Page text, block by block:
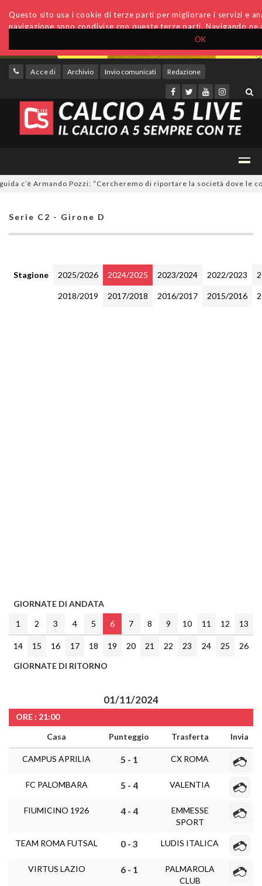
OK
Questo sito usa i cookie di terze parti per migliorare i servizi e
navigazione sono condivise con queste terze parti. Navigando
Accedi Archivio Invio comunicati Redazione
Armando Pozzi: “Cercheremo di riportare la società dove le
Serie C2 - Girone D
Stagione 2025/2026 2024/2025 2023/2024 2022/2023
2018/2019 2017/2018 2016/2017 2015/2016
GIORNATE DI ANDATA
1
2 3 4 5 6 7 8 9 10 11 12 13
14 15 16 17 18 19 20 21 22 23 24 25
26
GIORNATE DI RITORNO
01/11/2024
ORE : 21:00
Casa
Punteggio Trasferta Invia
CAMPUS APRILIA 5 - 1 CX ROMA
FC PALOMBARA 5 - 4 VALENTIA
FIUMICINO 1926 4 - 4
EMMESSE
SPORT
TEAM ROMA FUTSAL 0 - 3 LUDIS ITALICA
VIRTUS LAZIO 6 - 1
PALMAROLA
CLUB